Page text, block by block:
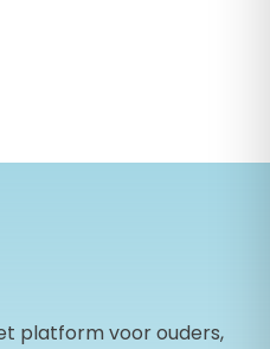
platform voor ouders,